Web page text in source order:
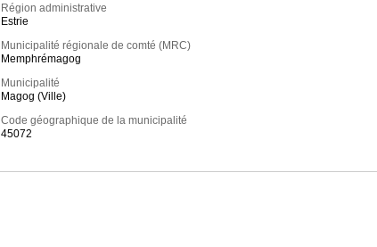
Région administrative
Estrie
Municipalité régionale de comté (MRC)
Memphrémagog
Municipalité
Magog (Ville)
Code géographique de la municipalité
45072